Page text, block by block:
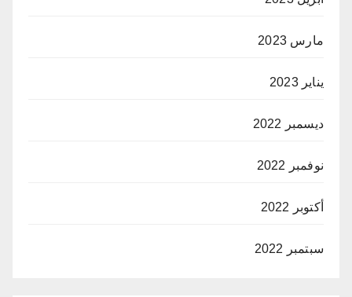
مارس 2023
يناير 2023
ديسمبر 2022
نوفمبر 2022
أكتوبر 2022
سبتمبر 2022